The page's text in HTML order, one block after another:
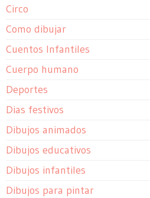
Circo
Como dibujar
Cuentos Infantiles
Cuerpo humano
Deportes
Dias festivos
Dibujos animados
Dibujos educativos
Dibujos infantiles
Dibujos para pintar